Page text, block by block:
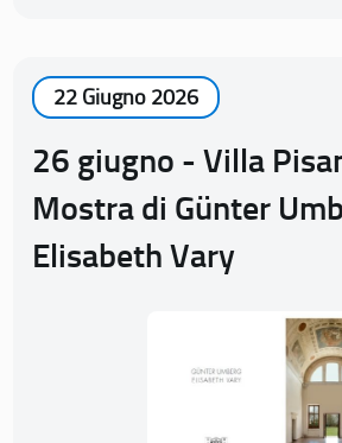
22 Giugno 2026
26 giugno - Villa
Mostra di Günter
Elisabeth Vary